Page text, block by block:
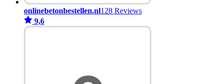
onlinebetonbestellen.nl128 Reviews
9,6